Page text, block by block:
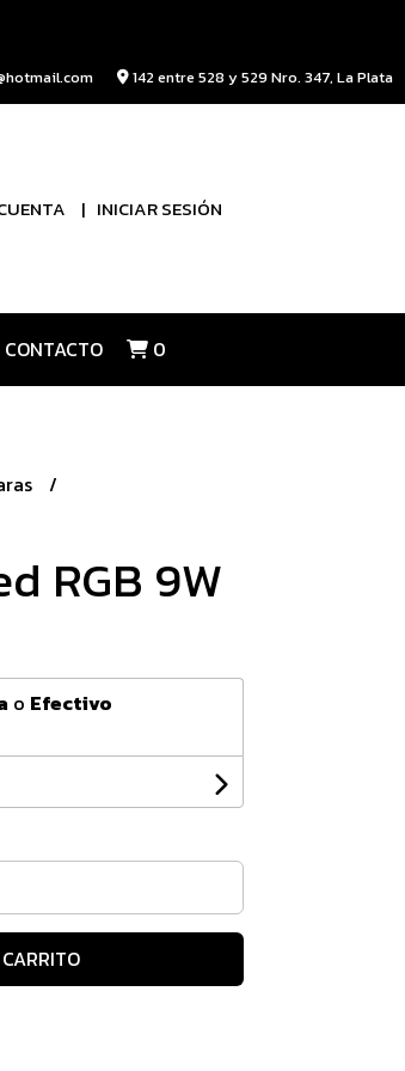
142 entre 528 y 529 Nro. 347, La Plata
INICIAR SESIÓN
CONTACTO 0
RGB 9W
o Efectivo